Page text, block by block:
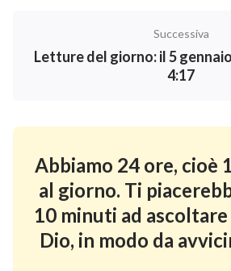
Successiva
Letture del giorno: il 5
4:17
Abbiamo 24 ore, cioè
al giorno. Ti
10 minuti ad
Dio, in modo da